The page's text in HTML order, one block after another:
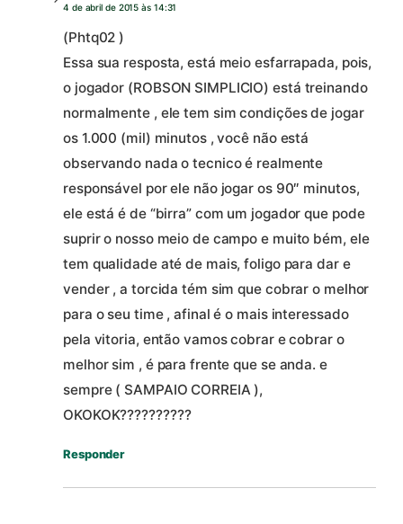
4 de abril de 2015 às 14:31
(Phtq02 )
Essa sua resposta, está meio esfarrapada, pois,
o jogador (ROBSON SIMPLICIO) está treinando
normalmente , ele tem sim condições de jogar
os 1.000 (mil) minutos , você não está
observando nada o tecnico é realmente
responsável por ele não jogar os 90″ minutos,
ele está é de “birra” com um jogador que pode
suprir o nosso meio de campo e muito bém, ele
tem qualidade até de mais, foligo para dar e
vender , a torcida tém sim que cobrar o melhor
para o seu time , afinal é o mais interessado
pela vitoria, então vamos cobrar e cobrar o
melhor sim , é para frente que se anda. e
sempre ( SAMPAIO CORREIA ),
OKOKOK??????????
Responder